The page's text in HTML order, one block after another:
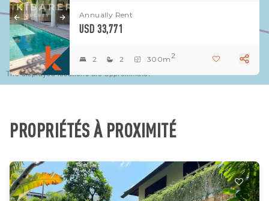
The displayed locations are approximate.
Annually Rent
USD 33,771
2 2 300m2
PROPRIÉTÉS À PROXIMITÉ